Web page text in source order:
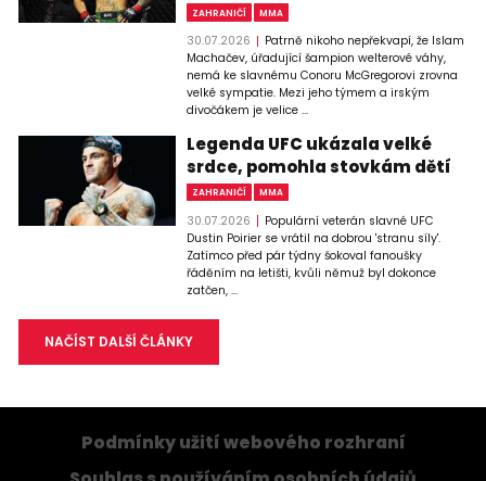
ZAHRANIČÍ MMA
30.07.2026
Patrně nikoho nepřekvapí, že Islam
Machačev, úřadující šampion welterové váhy,
nemá ke slavnému Conoru McGregorovi zrovna
velké sympatie. Mezi jeho týmem a irským
divočákem je velice ...
Legenda UFC ukázala velké
srdce, pomohla stovkám dětí
ZAHRANIČÍ MMA
30.07.2026
Populární veterán slavné UFC
Dustin Poirier se vrátil na dobrou 'stranu síly'.
Zatímco před pár týdny šokoval fanoušky
řáděním na letišti, kvůli němuž byl dokonce
zatčen, ...
NAČÍST DALŠÍ ČLÁNKY
Podmínky užití webového rozhraní